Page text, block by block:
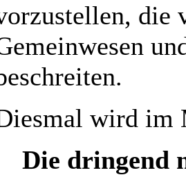
die
wird im
Die dringend